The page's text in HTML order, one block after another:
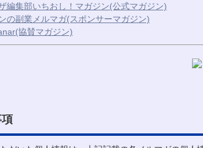
編集部いちおし！マガジン(公式マガジン)
の副業メルマガ(スポンサーマガジン)
協賛マガジン)